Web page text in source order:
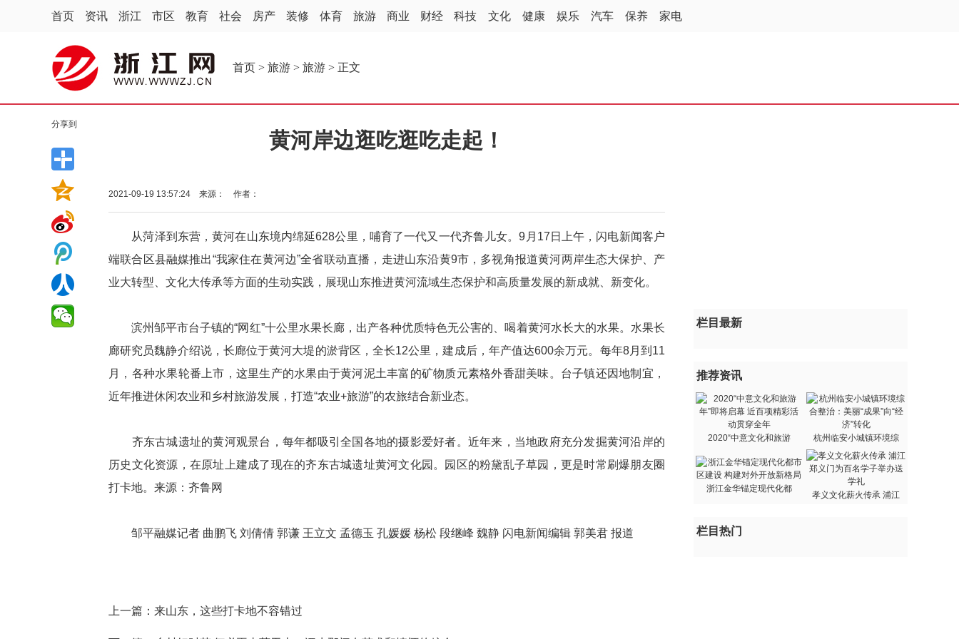
首页 资讯 浙江 市区 教育 社会 房产 装修 体育 旅游 商业 财经 科技 文化 健康 娱乐 汽车 保养 家电
首页 > 旅游 > 旅游 > 正文
分享到
黄河岸边逛吃逛吃走起！
2021-09-19 13:57:24 来源： 作者：
从菏泽到东营，黄河在山东境内绵延628公里，哺育了一代又一代齐鲁儿女。9月17日上午，闪电新闻客户
端联合区县融媒推出“我家住在黄河边”全省联动直播，走进山东沿黄9市，多视角报道黄河两岸生态大保护、产
业大转型、文化大传承等方面的生动实践，展现山东推进黄河流域生态保护和高质量发展的新成就、新变化。
滨州邹平市台子镇的“网红”十公里水果长廊，出产各种优质特色无公害的、喝着黄河水长大的水果。水果长
廊研究员魏静介绍说，长廊位于黄河大堤的淤背区，全长12公里，建成后，年产值达600余万元。每年8月到11
月，各种水果轮番上市，这里生产的水果由于黄河泥土丰富的矿物质元素格外香甜美味。台子镇还因地制宜，
近年推进休闲农业和乡村旅游发展，打造“农业+旅游”的农旅结合新业态。
齐东古城遗址的黄河观景台，每年都吸引全国各地的摄影爱好者。近年来，当地政府充分发掘黄河沿岸的
历史文化资源，在原址上建成了现在的齐东古城遗址黄河文化园。园区的粉黛乱子草园，更是时常刷爆朋友圈
打卡地。来源：齐鲁网
邹平融媒记者 曲鹏飞 刘倩倩 郭谦 王立文 孟德玉 孔媛媛 杨松 段继峰 魏静 闪电新闻编辑 郭美君 报道
上一篇： 来山东，这些打卡地不容错过
栏目最新
推荐资讯
2020“中意文化和旅游 杭州临安小城镇环境综
浙江金华锚定现代化都
孝义文化薪火传承 浦江
栏目热门